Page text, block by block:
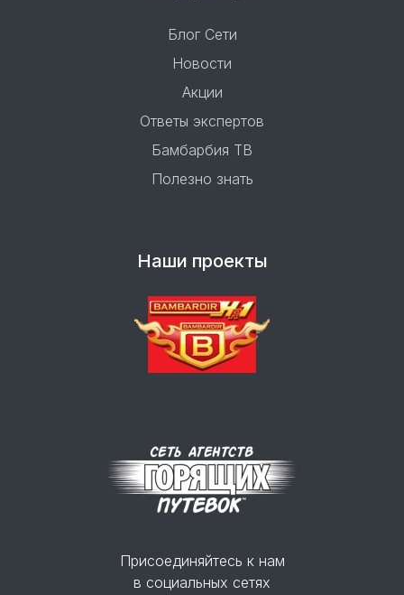
Блог Сети
Новости
Акции
Ответы экспертов
Бамбарбия ТВ
Полезно знать
Наши проекты
Присоединяйтесь к нам
в социальных сетях